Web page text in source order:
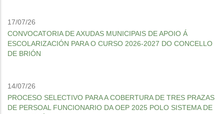
17/07/26
CONVOCATORIA DE AXUDAS MUNICIPAIS DE APOIO Á
ESCOLARIZACIÓN PARA O CURSO 2026-2027 DO CONCELLO
DE BRIÓN
14/07/26
PROCESO SELECTIVO PARA A COBERTURA DE TRES PRAZAS
DE PERSOAL FUNCIONARIO DA OEP 2025 POLO SISTEMA DE